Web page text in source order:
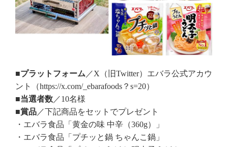
■プラットフォーム ／X（旧Twitter）エバラ公式アカウ
ント（https://x.com/_ebarafoods？s=20）
■当選者数 ／10名様
■賞品 ／下記商品をセットでプレゼント
・エバラ食品「黄金の味 中辛（360g）」
・エバラ食品「プチッと鍋 ちゃんこ鍋」